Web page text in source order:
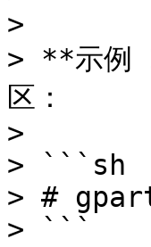
>
> **示例
区：
>
> ```sh
> #
> ```